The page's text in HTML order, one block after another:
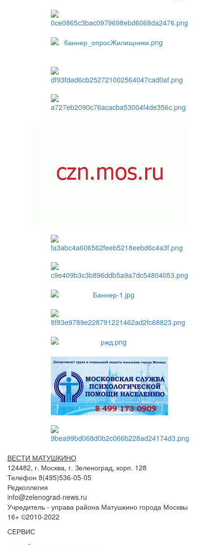
ВЕСТИ МАТУШКИНО
124482, г. Москва, г. Зеленоград, корп. 128
Телефон 8(495)536-05-05
Редколлегия
info@zelenograd-news.ru
Учредитель - управа района Матушкино города Москвы
16+ ©2010-2022
СЕРВИС